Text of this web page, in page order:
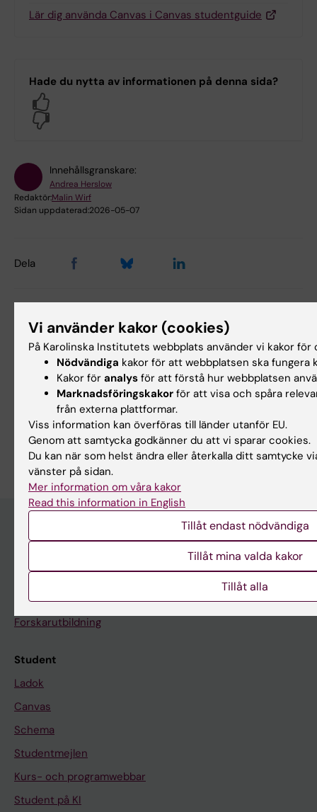
Lär dig använda Canvas i Canvas studentguide
Hade du nytta av informationen på denna sida?
Innehållsgranskare:
Andrea Herslow
Redaktör:Malin Wirf
Sidan uppdaterad:2026-05-07
Dela
Relaterat
Praktisk information för dig som är student på
Danderyds sjukhus
Grundutbildning på KI DS
Program och fristående kurser
Uppdragsutbildning
Forskarutbildning
Student
Ladok
Canvas
Schema
Studentmejlen
Kurs- och programwebbar
Student på KI
Vi använder kakor (cookies)
På Karolinska Institutets webbplats använder vi kakor för
Nödvändiga kakor för att webbplatsen ska fungera
Kakor för analys för att förstå hur webbplatsen
Marknadsföringskakor för att visa och spåra
från externa plattformar.
Viss information kan överföras till länder utanför EU.
Genom att samtycka godkänner du att vi sparar cookies.
Du kan när som helst ändra eller återkalla ditt samtycke
vänster på sidan.
Mer information om våra kakor
Read this information in English
Tillåt endast nödvändiga
Tillåt mina valda kakor
Tillåt alla